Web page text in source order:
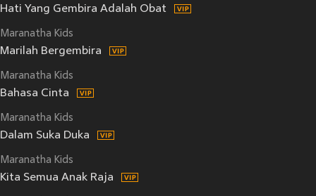
Hati Yang Gembira Adalah Obat
Maranatha Kids
Marilah Bergembira
Maranatha Kids
Bahasa Cinta
Maranatha Kids
Dalam Suka Duka
Maranatha Kids
Kita Semua Anak Raja